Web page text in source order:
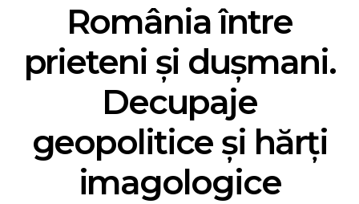
România între
prieteni și dușmani.
Decupaje
geopolitice și hărți
imagologice